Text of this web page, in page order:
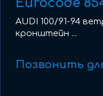
Eurocode
AUDI 100/91-94
кронштейн ...
Позвонить